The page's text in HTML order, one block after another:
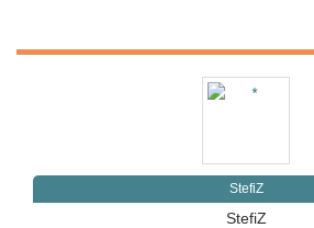
StefiZ
StefiZ